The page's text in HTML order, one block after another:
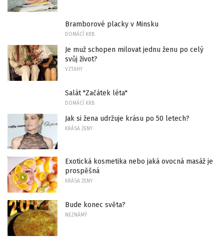
Bramborové placky v Minsku
DOMÁCÍ KRB
Je muž schopen milovat jednu ženu po celý
svůj život?
VZTAHY
Salát "Začátek léta"
DOMÁCÍ KRB
Jak si žena udržuje krásu po 50 letech?
KRÁSA ŽENY
Exotická kosmetika nebo jaká ovocná masáž je
prospěšná
KRÁSA ŽENY
Bude konec světa?
NEZNÁMÝ